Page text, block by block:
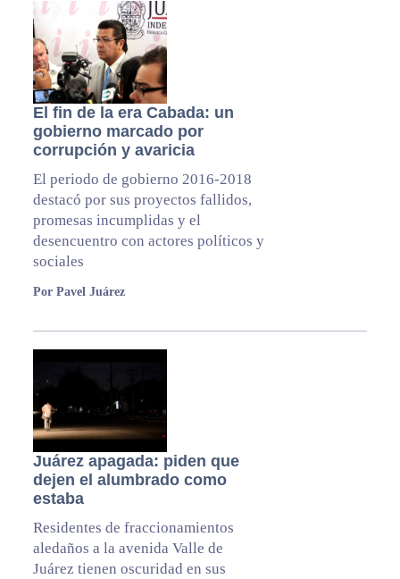
El fin de la era Cabada: un
gobierno marcado por
corrupción y avaricia
El periodo de gobierno 2016-2018
destacó por sus proyectos fallidos,
promesas incumplidas y el
desencuentro con actores políticos y
sociales
Por Pavel Juárez
Juárez apagada: piden que
dejen el alumbrado como
estaba
Residentes de fraccionamientos
aledaños a la avenida Valle de
Juárez tienen oscuridad en sus